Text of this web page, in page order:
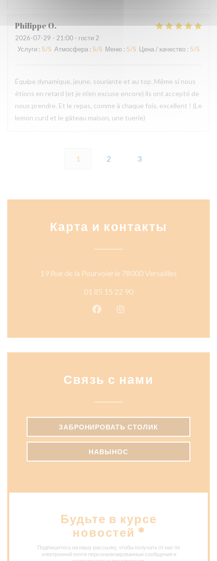
PhilippeO
2026-07-29 - 21:00 - гости 2
Услуги : 5/5 Атмосфера : 5/5 Меню : 5/5 Цена / качество : 5/5
Équipe dynamique, jeune, souriante et au top. Même si nous
étions en retard (et je m'en excuse encore) ils ont accepté de
nous prendre. Et le repas, comme à chaque fois, excellent ! (Le
lemon curd et le gâteau maison, une tuerie)
1 2 3
Карта и контакты
19 Rue de la Pourvoierie 78000 Versailles
01 85 15 22 90
Facebook ((открывается в
Instagram
Связь с нами
ЗАБРОНИРОВАТЬ СТОЛИК
НАВЫНОС
Будьте в курсе
новостей *
Подпишитесь на нашу рассылку, чтобы получать от нас по
электронной почте персонализированные сообщения и